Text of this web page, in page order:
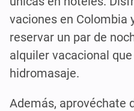
vaciones en Colombia
reservar un par de
alquiler vacacional
hidromasaje.
Además, aprovéchate